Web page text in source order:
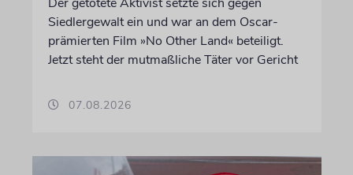
Siedlergewalt ein und war an dem Oscar-
prämierten Film »No Other Land« beteiligt.
Jetzt steht der mutmaßliche Täter vor Gericht
07.08.2026